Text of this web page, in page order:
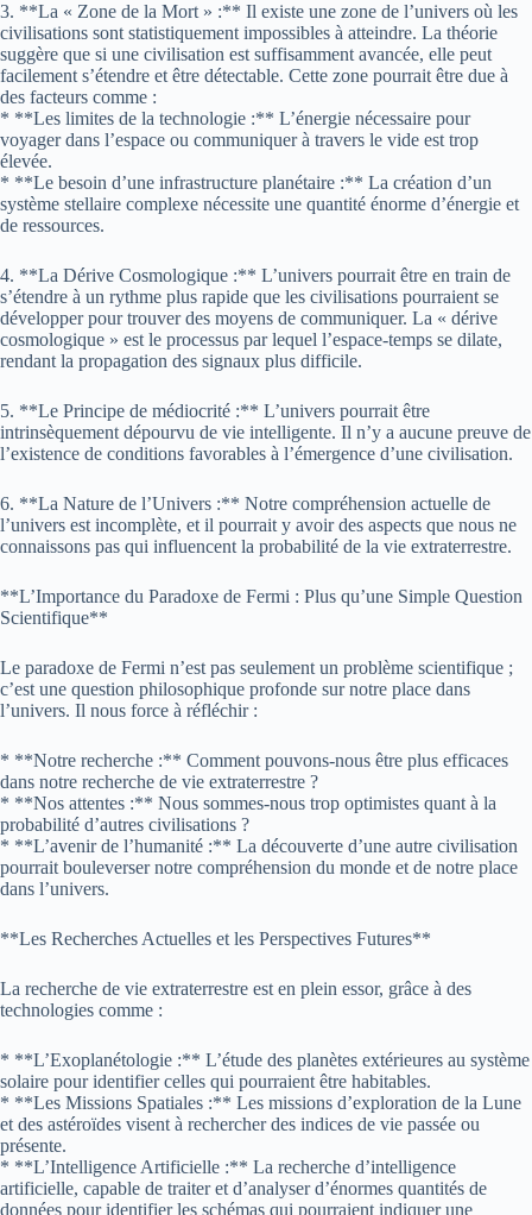
3. **La « Zone de la Mort » :** Il existe une zone de l’univers où les
civilisations sont statistiquement impossibles à atteindre. La théorie
suggère que si une civilisation est suffisamment avancée, elle peut
facilement s’étendre et être détectable. Cette zone pourrait être due à
des facteurs comme :
* **Les limites de la technologie :** L’énergie nécessaire pour
voyager dans l’espace ou communiquer à travers le vide est trop
élevée.
* **Le besoin d’une infrastructure planétaire :** La création d’un
système stellaire complexe nécessite une quantité énorme d’énergie et
de ressources.
4. **La Dérive Cosmologique :** L’univers pourrait être en train de
s’étendre à un rythme plus rapide que les civilisations pourraient se
développer pour trouver des moyens de communiquer. La « dérive
cosmologique » est le processus par lequel l’espace-temps se dilate,
rendant la propagation des signaux plus difficile.
5. **Le Principe de médiocrité :** L’univers pourrait être
intrinsèquement dépourvu de vie intelligente. Il n’y a aucune preuve de
l’existence de conditions favorables à l’émergence d’une civilisation.
6. **La Nature de l’Univers :** Notre compréhension actuelle de
l’univers est incomplète, et il pourrait y avoir des aspects que nous ne
connaissons pas qui influencent la probabilité de la vie extraterrestre.
**L’Importance du Paradoxe de Fermi : Plus qu’une Simple Question
Scientifique**
Le paradoxe de Fermi n’est pas seulement un problème scientifique ;
c’est une question philosophique profonde sur notre place dans
l’univers. Il nous force à réfléchir :
* **Notre recherche :** Comment pouvons-nous être plus efficaces
dans notre recherche de vie extraterrestre ?
* **Nos attentes :** Nous sommes-nous trop optimistes quant à la
probabilité d’autres civilisations ?
* **L’avenir de l’humanité :** La découverte d’une autre civilisation
pourrait bouleverser notre compréhension du monde et de notre place
dans l’univers.
**Les Recherches Actuelles et les Perspectives Futures**
La recherche de vie extraterrestre est en plein essor, grâce à des
technologies comme :
* **L’Exoplanétologie :** L’étude des planètes extérieures au système
solaire pour identifier celles qui pourraient être habitables.
* **Les Missions Spatiales :** Les missions d’exploration de la Lune
et des astéroïdes visent à rechercher des indices de vie passée ou
présente.
* **L’Intelligence Artificielle :** La recherche d’intelligence
artificielle, capable de traiter et d’analyser d’énormes quantités de
données pour identifier les schémas qui pourraient indiquer une